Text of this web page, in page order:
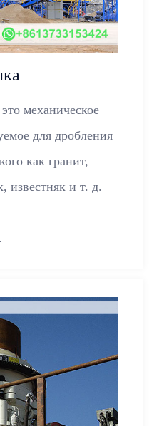
механическое
для дробления
как гранит,
известняк и т. д.